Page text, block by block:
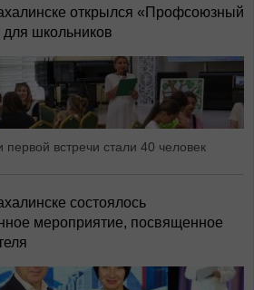
открылся «Профсоюзный
для школьников
первой встречи стали 40 человек
состоялось
мероприятие, посвященное